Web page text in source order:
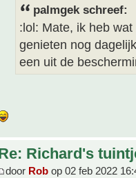
palmgek schreef:
:lol: Mate, ik heb
genieten nog
een uit de
Richard's
door Rob op 02 feb 2022